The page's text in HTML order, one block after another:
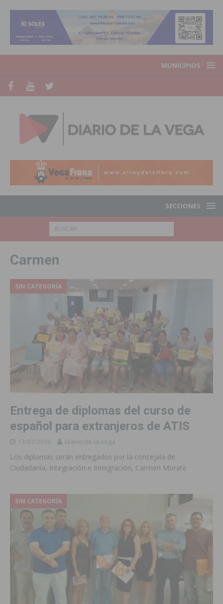
MUNICIPIOS
SECCIONES
Carmen
SIN CATEGORÍA
Entrega de diplomas del curso de
español para extranjeros de ATIS
13/07/2016 Diario de la vega
Los diplomas serán entregados por la concejala de
Ciudadanía, Integración e Inmigración, Carmen Morate
SIN CATEGORÍA